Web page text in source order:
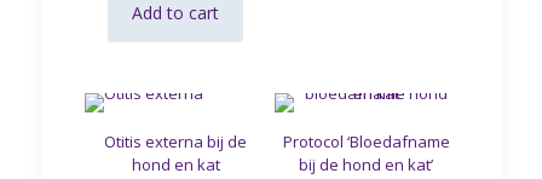
Add to cart
Otitis externa bij de
hond en kat
Protocol ‘Bloedafname
bij de hond en kat’